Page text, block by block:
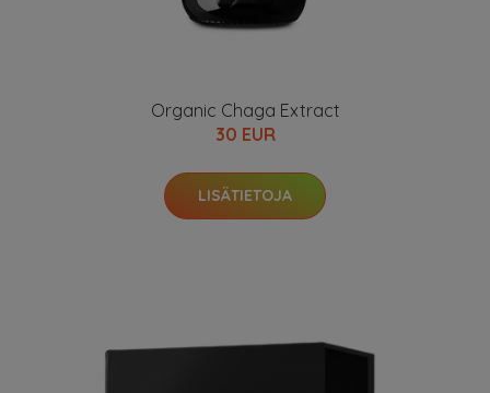
Organic Chaga Extract
30 EUR
LISÄTIETOJA